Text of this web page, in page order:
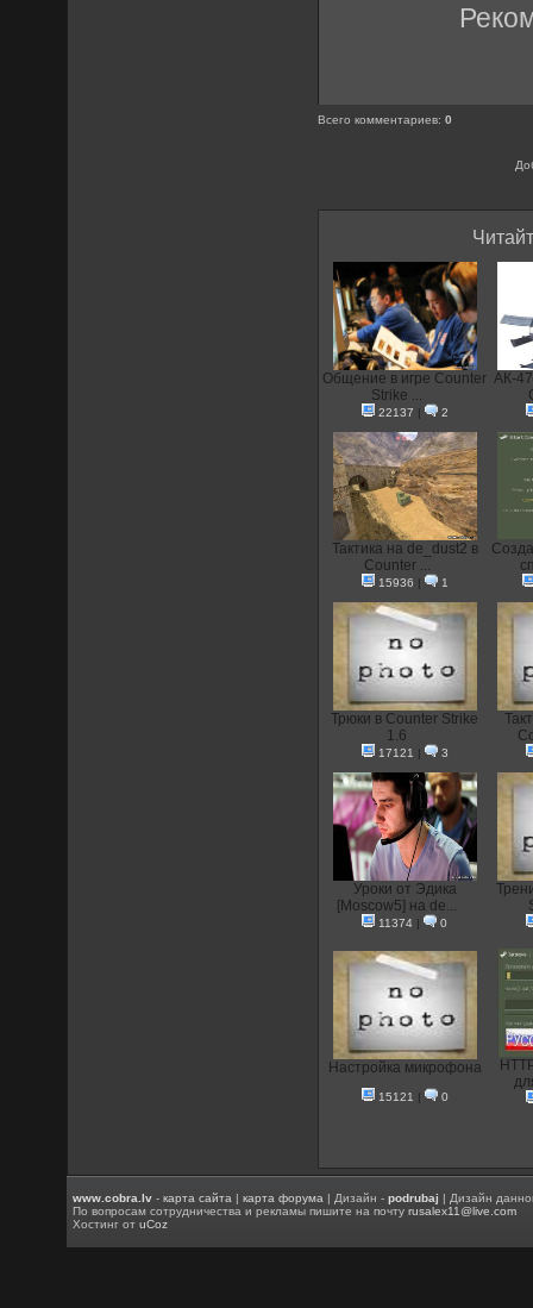
Всего комментариев:0
Общение в игре Counter
Strike ...
22137 | 2
АК-
Тактика на de_dust2 в
Counter ...
15936 | 1
Трюки в Counter Strike
1.6
17121 | 3
Уроки от Эдика
[Moscow5] на de...
11374 | 0
Настройка микрофона
15121 | 0
www.cobra.lv -карта сайта |карта форума | Дизайн -podrubaj | Дизайн
По вопросам сотрудничества и рекламы пишите на почтуrusalex11@live.com
Хостинг отuCoz